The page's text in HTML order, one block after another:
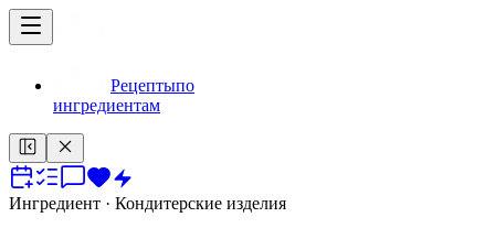
Рецептыпо
ингредиентам
Ингредиент · Кондитерские изделия